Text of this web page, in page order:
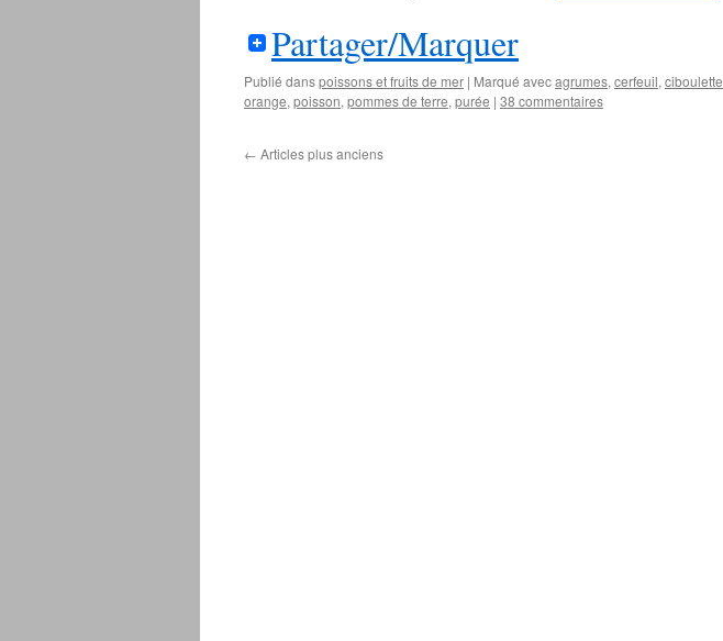
Partager/Marquer
Publié danspoissons et fruits de mer | Marqué avecagrumes, cerfeuil, ciboulette
orange, poisson, pommes de terre, purée | 38 commentaires
← Articles plus anciens